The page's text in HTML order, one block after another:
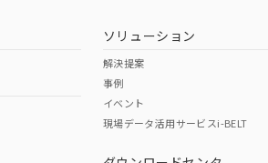
、n: 40mm以上
（日本
（アメリカ
ソリューション
解決提案
事例
イベント
現場データ活用サービスi-BELT